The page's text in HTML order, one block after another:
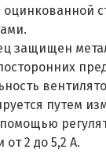
защищен
путем
от 2 до 5,2 А.